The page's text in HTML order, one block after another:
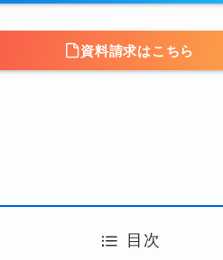
資料請求はこちら
目次